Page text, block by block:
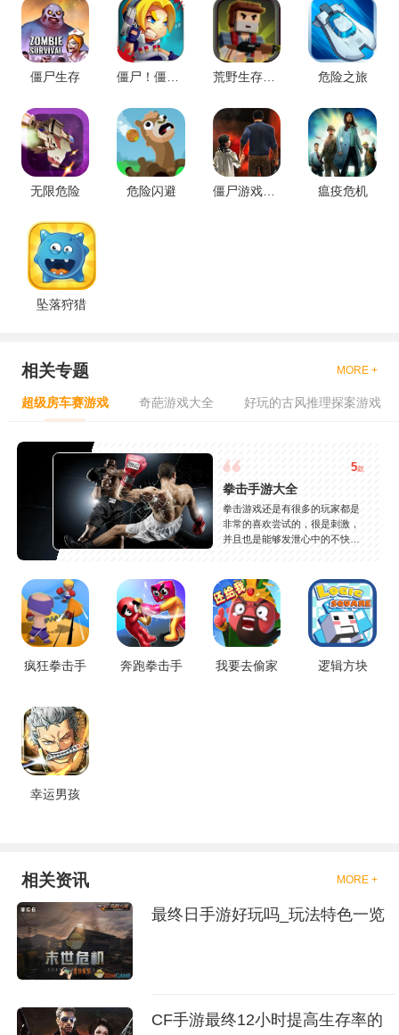
僵尸生存 僵尸！僵尸！ 荒野生存大战僵尸 危险之旅
无限危险 危险闪避 僵尸游戏：疾病的危险 瘟疫危机
坠落狩猎
相关专题 MORE +
超级房车赛游戏 奇葩游戏大全 好玩的古风推理探案游戏
5款
拳击手游大全
拳击游戏还是有很多的玩家都是
非常的喜欢尝试的，很是刺激，
并且也是能够发泄心中的不快
是一些格斗的游戏，其实是非常
的有趣，也是相当的刺激的，游
戏中是有一些不同的场景都是能
够去进行体验的，我们也是能够
去刺激的进行对战的，小编现在
就是收集了一些有意思的拳击游
疯狂拳击手 奔跑拳击手 我要去偷家 逻辑方块
幸运男孩
相关资讯 MORE +
最终日手游好玩吗_玩法特色一览
CF手游最终12小时提高生存率的